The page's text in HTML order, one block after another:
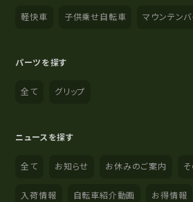
軽快車 子供乗せ自転車 マウンテンバ
パーツを探す
全て グリップ
ニュースを探す
全て お知らせ お休みのご案内
入荷情報 自転車紹介動画 お得情報